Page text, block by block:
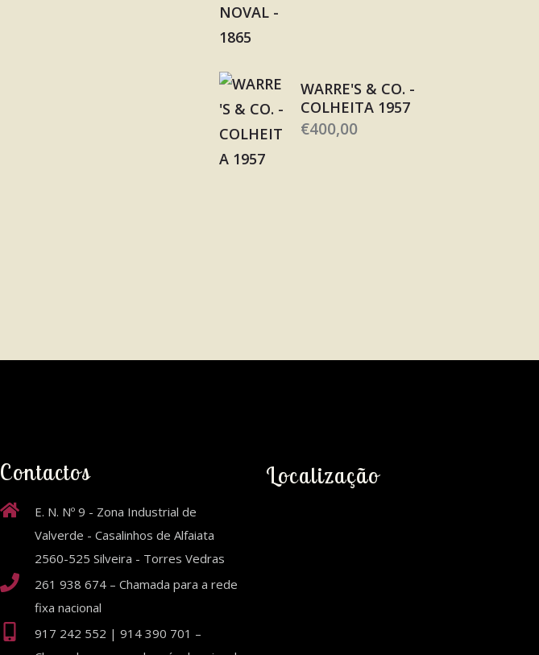
WARRE'S & CO. -
COLHEITA 1957
€400,00
Contactos
E. N. Nº 9 - Zona Industrial de
Valverde - Casalinhos de Alfaiata
2560-525 Silveira - Torres Vedras
261 938 674 – Chamada para a rede
fixa nacional
917 242 552 | 914 390 701 –
Localização